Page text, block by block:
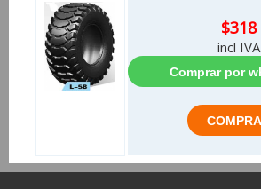
$318
incl IVA